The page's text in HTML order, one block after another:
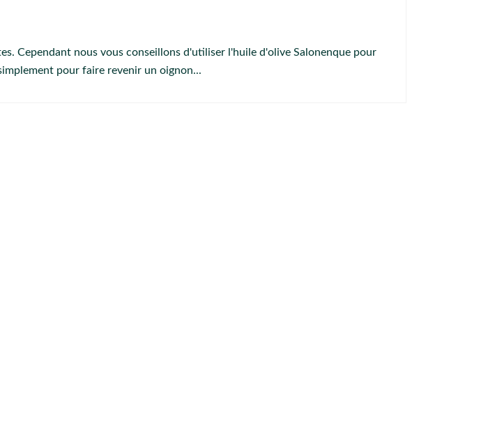
Cependant nous vous conseillons d'utiliser l'huile d'olive Salonenque pour
pour faire revenir un oignon...